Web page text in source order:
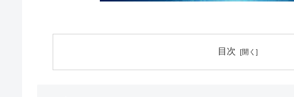
目次